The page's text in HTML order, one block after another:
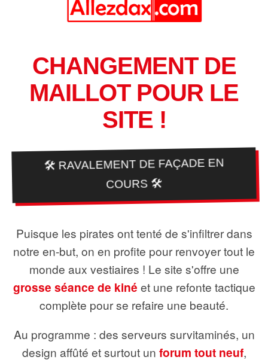
CHANGEMENT DE
MAILLOT POUR LE
SITE !
🛠️ RAVALEMENT DE FAÇADE EN
COURS 🛠️
Puisque les pirates ont tenté de s'infiltrer dans
notre en-but, on en profite pour renvoyer tout le
monde aux vestiaires ! Le site s'offre une
grosse séance de kiné et une refonte tactique
complète pour se refaire une beauté.
Au programme : des serveurs survitaminés, un
design affûté et surtout un forum tout neuf,